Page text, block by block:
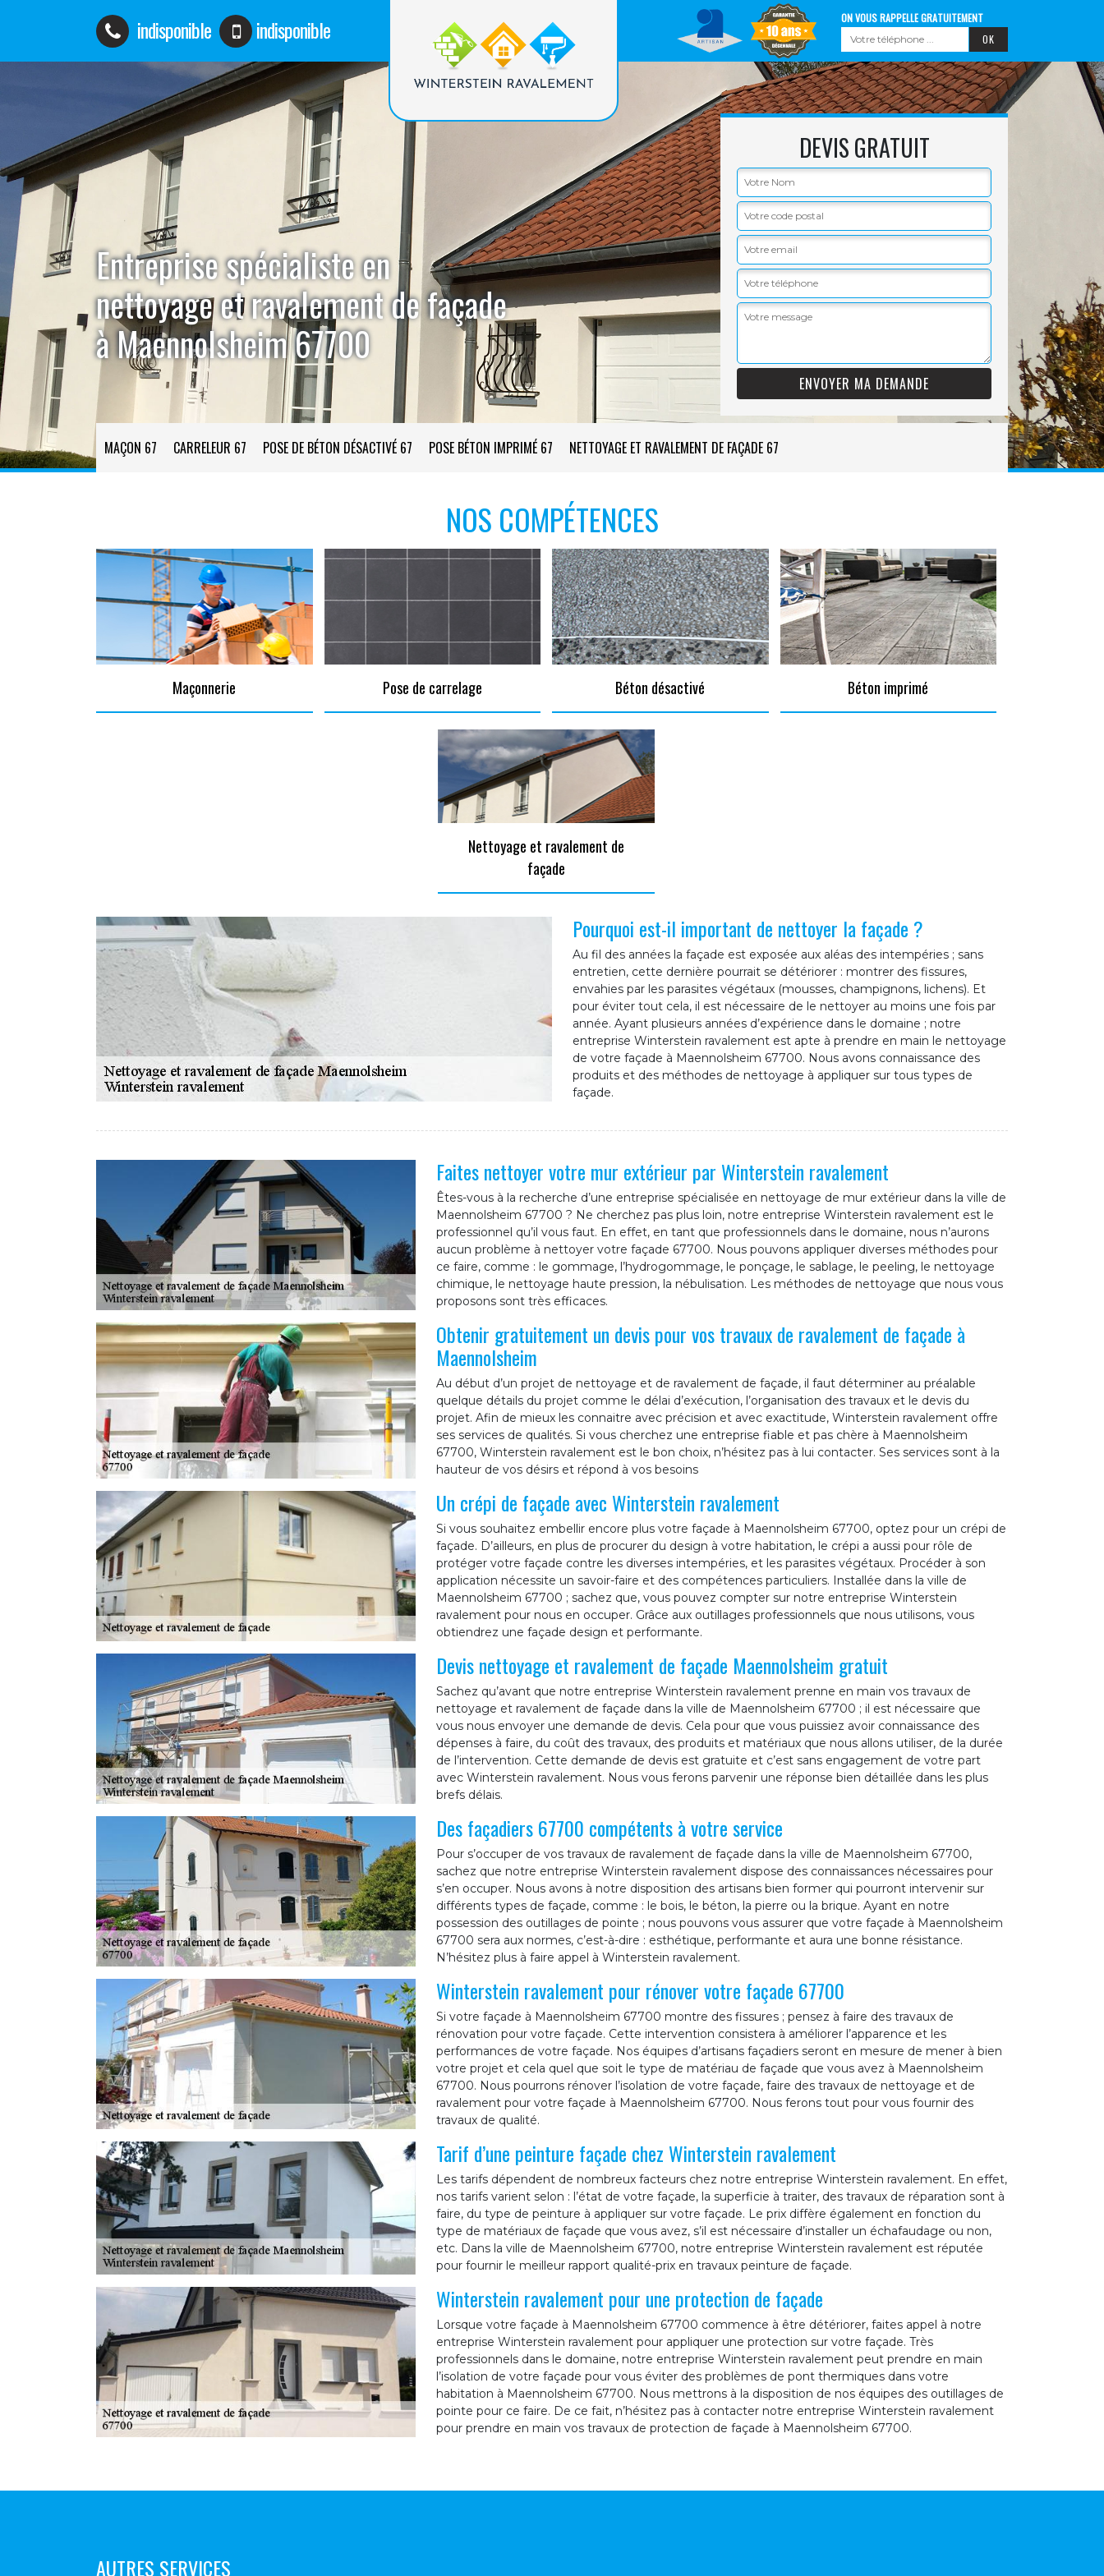
indisponible indisponible ON VOUS RAPPELLE GRATUITEMENT
Entreprise spécialiste en
nettoyage et ravalement de façade
à Maennolsheim 67700
DEVIS GRATUIT
MAÇON 67 CARRELEUR 67 POSE DE BÉTON DÉSACTIVÉ 67 POSE BÉTON IMPRIMÉ 67 NETTOYAGE ET RAVALEMENT DE FAÇADE 67
NOS COMPÉTENCES
Maçonnerie Pose de carrelage Béton désactivé Béton imprimé
Nettoyage et ravalement de
façade
Pourquoi est-il important de nettoyer la façade ?
Au fil des années la façade est exposée aux aléas des intempéries ; sans
entretien, cette dernière pourrait se détériorer : montrer des fissures,
envahies par les parasites végétaux (mousses, champignons, lichens). Et
pour éviter tout cela, il est nécessaire de le nettoyer au moins une fois par
année. Ayant plusieurs années d’expérience dans le domaine ; notre
entreprise Winterstein ravalement est apte à prendre en main le nettoyage
de votre façade à Maennolsheim 67700. Nous avons connaissance des
produits et des méthodes de nettoyage à appliquer sur tous types de
façade.
Faites nettoyer votre mur extérieur par Winterstein ravalement
Êtes-vous à la recherche d’une entreprise spécialisée en nettoyage de mur extérieur dans la ville de
Maennolsheim 67700 ? Ne cherchez pas plus loin, notre entreprise Winterstein ravalement est le
professionnel qu’il vous faut. En effet, en tant que professionnels dans le domaine, nous n’aurons
aucun problème à nettoyer votre façade 67700. Nous pouvons appliquer diverses méthodes pour
ce faire, comme : le gommage, l’hydrogommage, le ponçage, le sablage, le peeling, le nettoyage
chimique, le nettoyage haute pression, la nébulisation. Les méthodes de nettoyage que nous vous
proposons sont très efficaces.
Obtenir gratuitement un devis pour vos travaux de ravalement de façade à
Maennolsheim
Au début d’un projet de nettoyage et de ravalement de façade, il faut déterminer au préalable
quelque détails du projet comme le délai d’exécution, l’organisation des travaux et le devis du
projet. Afin de mieux les connaitre avec précision et avec exactitude, Winterstein ravalement offre
ses services de qualités. Si vous cherchez une entreprise fiable et pas chère à Maennolsheim
67700, Winterstein ravalement est le bon choix, n’hésitez pas à lui contacter. Ses services sont à la
hauteur de vos désirs et répond à vos besoins
Un crépi de façade avec Winterstein ravalement
Si vous souhaitez embellir encore plus votre façade à Maennolsheim 67700, optez pour un crépi de
façade. D’ailleurs, en plus de procurer du design à votre habitation, le crépi a aussi pour rôle de
protéger votre façade contre les diverses intempéries, et les parasites végétaux. Procéder à son
application nécessite un savoir-faire et des compétences particuliers. Installée dans la ville de
Maennolsheim 67700 ; sachez que, vous pouvez compter sur notre entreprise Winterstein
ravalement pour nous en occuper. Grâce aux outillages professionnels que nous utilisons, vous
obtiendrez une façade design et performante.
Devis nettoyage et ravalement de façade Maennolsheim gratuit
Sachez qu’avant que notre entreprise Winterstein ravalement prenne en main vos travaux de
nettoyage et ravalement de façade dans la ville de Maennolsheim 67700 ; il est nécessaire que
vous nous envoyer une demande de devis. Cela pour que vous puissiez avoir connaissance des
dépenses à faire, du coût des travaux, des produits et matériaux que nous allons utiliser, de la durée
de l’intervention. Cette demande de devis est gratuite et c’est sans engagement de votre part
avec Winterstein ravalement. Nous vous ferons parvenir une réponse bien détaillée dans les plus
brefs délais.
Des façadiers 67700 compétents à votre service
Pour s’occuper de vos travaux de ravalement de façade dans la ville de Maennolsheim 67700,
sachez que notre entreprise Winterstein ravalement dispose des connaissances nécessaires pour
s’en occuper. Nous avons à notre disposition des artisans bien former qui pourront intervenir sur
différents types de façade, comme : le bois, le béton, la pierre ou la brique. Ayant en notre
possession des outillages de pointe ; nous pouvons vous assurer que votre façade à Maennolsheim
67700 sera aux normes, c’est-à-dire : esthétique, performante et aura une bonne résistance.
N’hésitez plus à faire appel à Winterstein ravalement.
Winterstein ravalement pour rénover votre façade 67700
Si votre façade à Maennolsheim 67700 montre des fissures ; pensez à faire des travaux de
rénovation pour votre façade. Cette intervention consistera à améliorer l’apparence et les
performances de votre façade. Nos équipes d’artisans façadiers seront en mesure de mener à bien
votre projet et cela quel que soit le type de matériau de façade que vous avez à Maennolsheim
67700. Nous pourrons rénover l’isolation de votre façade, faire des travaux de nettoyage et de
ravalement pour votre façade à Maennolsheim 67700. Nous ferons tout pour vous fournir des
travaux de qualité.
Tarif d’une peinture façade chez Winterstein ravalement
Les tarifs dépendent de nombreux facteurs chez notre entreprise Winterstein ravalement. En effet,
nos tarifs varient selon : l’état de votre façade, la superficie à traiter, des travaux de réparation sont à
faire, du type de peinture à appliquer sur votre façade. Le prix diffère également en fonction du
type de matériaux de façade que vous avez, s’il est nécessaire d’installer un échafaudage ou non,
etc. Dans la ville de Maennolsheim 67700, notre entreprise Winterstein ravalement est réputée
pour fournir le meilleur rapport qualité-prix en travaux peinture de façade.
Winterstein ravalement pour une protection de façade
Lorsque votre façade à Maennolsheim 67700 commence à être détériorer, faites appel à notre
entreprise Winterstein ravalement pour appliquer une protection sur votre façade. Très
professionnels dans le domaine, notre entreprise Winterstein ravalement peut prendre en main
l’isolation de votre façade pour vous éviter des problèmes de pont thermiques dans votre
habitation à Maennolsheim 67700. Nous mettrons à la disposition de nos équipes des outillages de
pointe pour ce faire. De ce fait, n’hésitez pas à contacter notre entreprise Winterstein ravalement
pour prendre en main vos travaux de protection de façade à Maennolsheim 67700.
AUTRES SERVICES